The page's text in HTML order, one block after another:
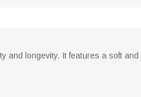
and longevity. It features a soft